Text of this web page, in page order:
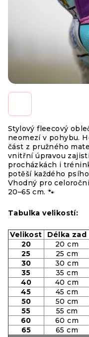
Stylový fleecový
neomezí v pohybu.
část z pružného
vnitřní úpravou
procházkách i
potěší každého
Vhodný pro
20–65 cm. 🐾
Tabulka velikostí:
Velikost Délka zad
20
20 cm
25
25 cm
30
30 cm
35
35 cm
40
40 cm
45
45 cm
50
50 cm
55
55 cm
60
60 cm
65
65 cm